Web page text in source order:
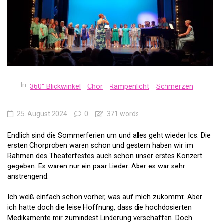
In 360° Blickwinkel Chor Rampenlicht Schmerzen
25. August 2024 0 371 words
Endlich sind die Sommerferien um und alles geht wieder los. Die
ersten Chorproben waren schon und gestern haben wir im
Rahmen des Theaterfestes auch schon unser erstes Konzert
gegeben. Es waren nur ein paar Lieder. Aber es war sehr
anstrengend.
Ich weiß einfach schon vorher, was auf mich zukommt. Aber
ich hatte doch die leise Hoffnung, dass die hochdosierten
Medikamente mir zumindest Linderung verschaffen. Doch